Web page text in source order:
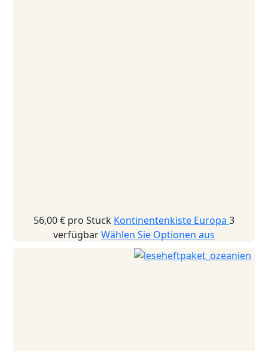
56,00 € pro Stück Kontinentenkiste Europa 3
verfügbarWählen Sie Optionen aus